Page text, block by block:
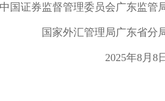
国证券监督管理委员会广东监管
国家外汇管理局广东省分
2025年8月8